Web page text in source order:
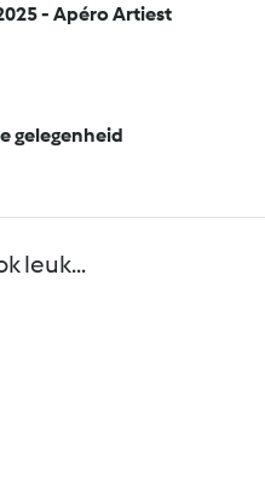
- Apéro Artiest
gelegenheid
leuk...